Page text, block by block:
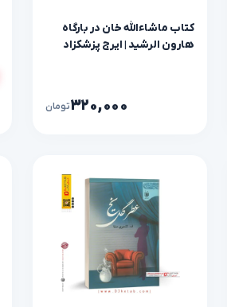
کتاب ماشاءالله خان در بارگاه
هارون الرشید | ایرج پزشکزاد
۳۲۰,۰۰۰تومان